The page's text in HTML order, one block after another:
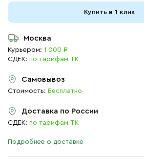
Купить в 1 клик
Москва
Курьером: 1 000 ₽
СДЕК: по тарифам ТК
Самовывоз
Стоимость: Бесплатно
Доставка по России
СДЕК: по тарифам ТК
Подробнее о доставке